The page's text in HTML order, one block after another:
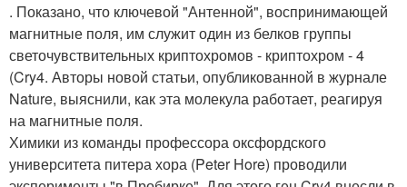
. Показано, что ключевой "Антенной", воспринимающей
магнитные поля, им служит один из белков группы
светочувствительных криптохромов - криптохром - 4
(Cry4. Авторы новой статьи, опубликованной в журнале
Nature, выяснили, как эта молекула работает, реагируя
на магнитные поля.
Химики из команды профессора оксфордского
университета питера хора (Peter Hore) проводили